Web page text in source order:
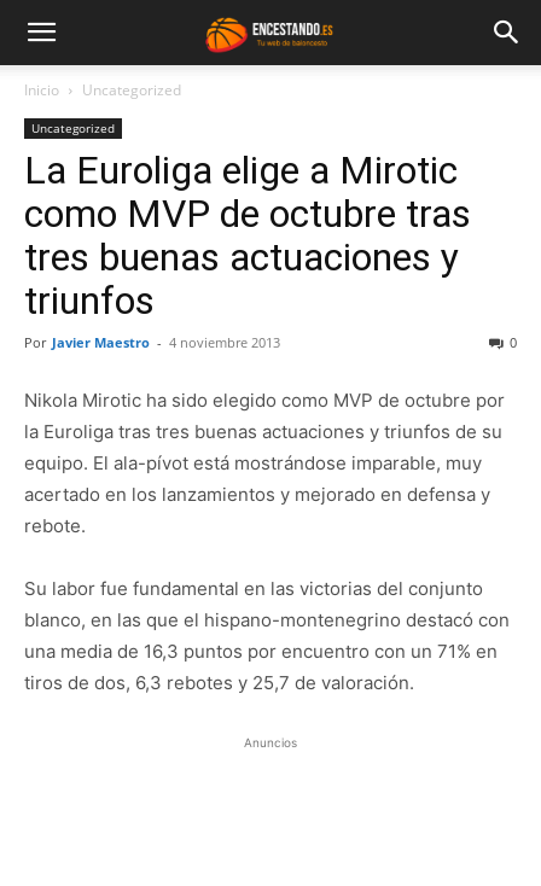
Inicio Uncategorized
Uncategorized
La Euroliga elige a Mirotic
como MVP de octubre tras
tres buenas actuaciones y
triunfos
Por Javier Maestro - 4 noviembre 2013 0
Nikola Mirotic ha sido elegido como MVP de octubre por
la Euroliga tras tres buenas actuaciones y triunfos de su
equipo. El ala-pívot está mostrándose imparable, muy
acertado en los lanzamientos y mejorado en defensa y
rebote.
Su labor fue fundamental en las victorias del conjunto
blanco, en las que el hispano-montenegrino destacó con
una media de 16,3 puntos por encuentro con un 71% en
tiros de dos, 6,3 rebotes y 25,7 de valoración.
Anuncios